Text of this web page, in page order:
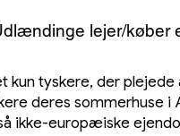
lejer/køber
kun tyskere, der
deres sommerhuse
ikke-europæiske